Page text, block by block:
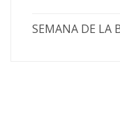
SEMANA DE LA